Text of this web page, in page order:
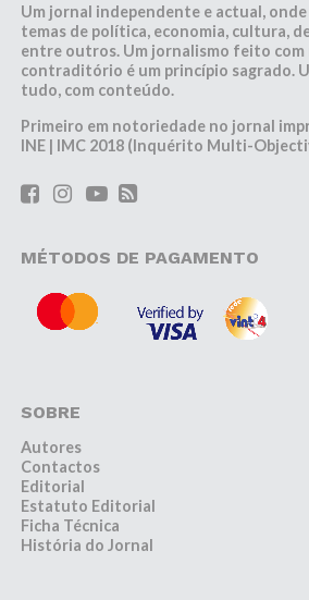
Um jornal independente e actual, onde
temas de política, economia, cultura,
entre outros. Um jornalismo feito com
contraditório é um princípio sagrado.
tudo, com conteúdo.
Primeiro em notoriedade no jornal
INE | IMC 2018 (Inquérito Multi-
MÉTODOS DE PAGAMENTO
SOBRE
Autores
Contactos
Editorial
Estatuto Editorial
Ficha Técnica
História do Jornal